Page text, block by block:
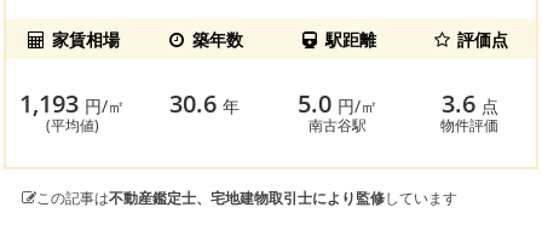
家賃相場 築年数 駅距離 評価点
1,193 円/㎡
(平均値)
30.6年 5.0 円/㎡
南古谷駅
3.6 点
物件評価
この記事は不動産鑑定士、宅地建物取引士により監修しています